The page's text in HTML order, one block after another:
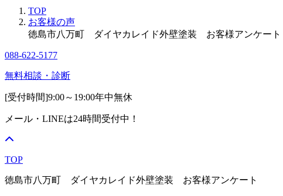
TOP
お客様の声
徳島市八万町 ダイヤカレイド外壁塗装 お客様アンケート
088-622-5177
無料相談・診断
[受付時間]9:00～19:00年中無休
メール・LINEは24時間受付中！
TOP
徳島市八万町 ダイヤカレイド外壁塗装 お客様アンケート